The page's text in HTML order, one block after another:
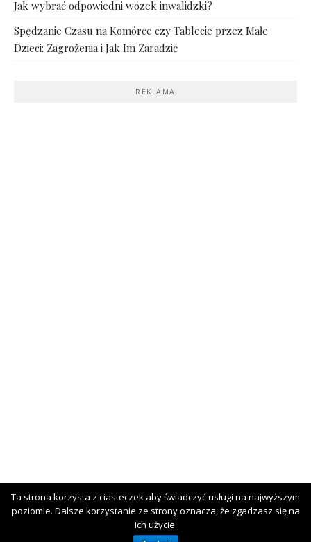
Jak wybrać odpowiedni wózek inwalidzki?
Spędzanie Czasu na Komórce czy Tablecie przez Małe
Dzieci: Zagrożenia i Jak Im Zaradzić
REKLAMA
Copyright © 2026 Roxxsport. All Rights Reserved.
FameThemes
Ta strona korzysta z ciasteczek aby świadczyć usługi na najwyższym
poziomie. Dalsze korzystanie ze strony oznacza, że zgadzasz się na
ich użycie.